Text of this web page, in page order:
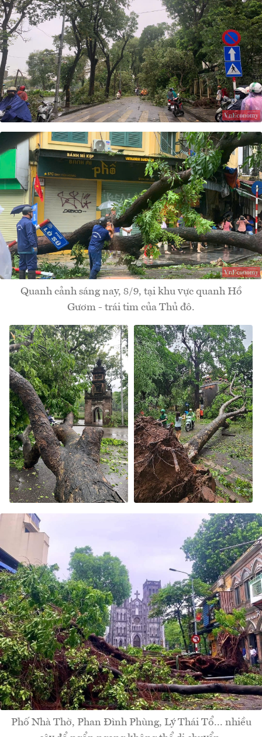
Quanh cảnh sáng nay, 8/9, tại khu vực quanh Hồ
Gươm - trái tim của Thủ đô.
Phố Nhà Thờ, Phan Đình Phùng, Lý Thái Tổ... nhiều